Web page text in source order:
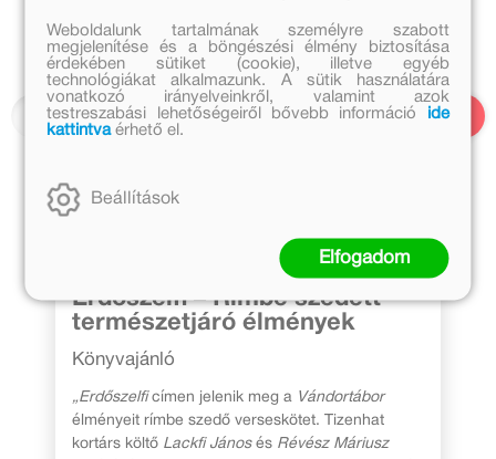
Erdőszelfi – Rímbe szedett
természetjáró élmények
Könyvajánló
„Erdőszelficímen jelenik meg a Vándortábor
élményeit rímbe szedő verseskötet. Tizenhat
kortárs költő Lackfi Jánosés Révész Máriusz
Weboldalunk tartalmának személyre szabott
megjelenítése és a böngészési élmény biztosítása
érdekében sütiket (cookie), illetve egyéb
technológiákat alkalmazunk. A sütik használatára
vonatkozó irányelveinkről, valamint azok
testreszabási lehetőségeiről bővebb információ
ide
kattintvaérhető el.
Beállítások
Elfogadom